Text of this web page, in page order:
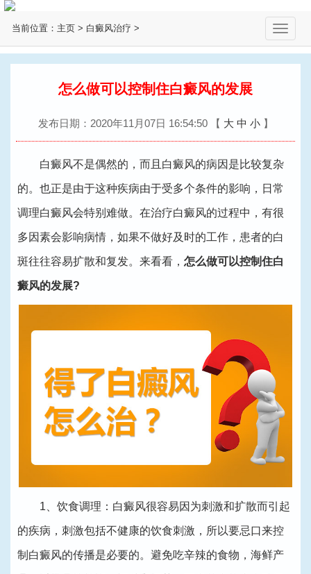
当前位置： 主页 > 白癜风治疗 >
切
换
怎么做可以控制住白癜风的发展
发布日期：2020年11月07日 16:54:50 【 大 中 小】
白癜风不是偶然的，而且白癜风的病因是比较复杂
的。也正是由于这种疾病由于受多个条件的影响，日常
调理白癜风会特别难做。在治疗白癜风的过程中，有很
多因素会影响病情，如果不做好及时的工作，患者的白
斑往往容易扩散和复发。来看看，怎么做可以控制住白
癜风的发展?
1、饮食调理：白癜风很容易因为刺激和扩散而引起
的疾病，刺激包括不健康的饮食刺激，所以要忌口来控
制白癜风的传播是必要的。避免吃辛辣的食物，海鲜产